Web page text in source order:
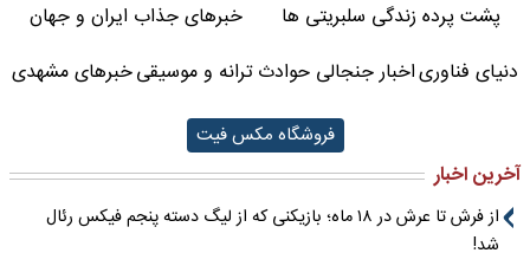
پشت پرده زندگی سلبریتی ها
خبرهای جذاب ایران و جهان
دنیای فناوریاخبار جنجالی حوادثترانه و موسیقیخبرهای مشهدی
فروشگاه مکس فیت
آخرین اخبار
از فرش تا عرش در ۱۸ ماه؛ بازیکنی که از لیگ دسته پنجم فیکس رئال
شد!